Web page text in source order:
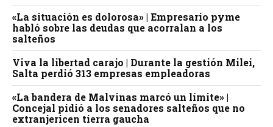
«La situación es dolorosa» | Empresario pyme
habló sobre las deudas que acorralan a los
salteños
Viva la libertad carajo | Durante la gestión Milei,
Salta perdió 313 empresas empleadoras
«La bandera de Malvinas marcó un límite» |
Concejal pidió a los senadores salteños que no
extranjericen tierra gaucha